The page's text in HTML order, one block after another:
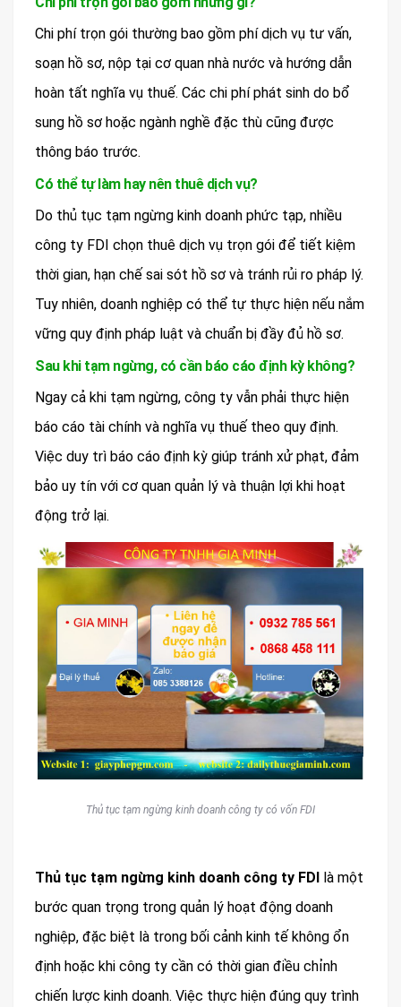
Chi phí trọn gói thường bao gồm phí dịch vụ tư vấn,
soạn hồ sơ, nộp tại cơ quan nhà nước và hướng dẫn
hoàn tất nghĩa vụ thuế. Các chi phí phát sinh do bổ
sung hồ sơ hoặc ngành nghề đặc thù cũng được
thông báo trước.
Có thể tự làm hay nên thuê dịch vụ?
Do thủ tục tạm ngừng kinh doanh phức tạp, nhiều
công ty FDI chọn thuê dịch vụ trọn gói để tiết kiệm
thời gian, hạn chế sai sót hồ sơ và tránh rủi ro pháp lý.
Tuy nhiên, doanh nghiệp có thể tự thực hiện nếu nắm
vững quy định pháp luật và chuẩn bị đầy đủ hồ sơ.
Sau khi tạm ngừng, có cần báo cáo định kỳ không?
Ngay cả khi tạm ngừng, công ty vẫn phải thực hiện
báo cáo tài chính và nghĩa vụ thuế theo quy định.
Việc duy trì báo cáo định kỳ giúp tránh xử phạt, đảm
bảo uy tín với cơ quan quản lý và thuận lợi khi hoạt
động trở lại.
Thủ tục tạm ngừng kinh doanh công ty có vốn FDI
Thủ tục tạm ngừng kinh doanh công ty FDI là một
bước quan trọng trong quản lý hoạt động doanh
nghiệp, đặc biệt là trong bối cảnh kinh tế không ổn
định hoặc khi công ty cần có thời gian điều chỉnh
chiến lược kinh doanh. Việc thực hiện đúng quy trình